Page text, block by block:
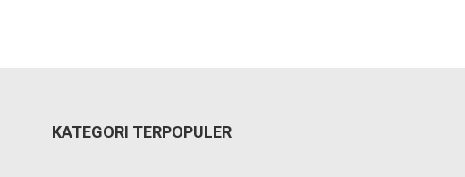
KATEGORI TERPOPULER